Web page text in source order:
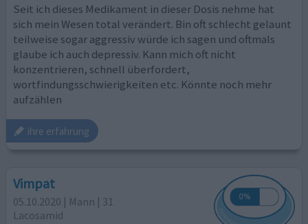
Seit ich dieses Medikament in dieser Dosis nehme hat
sich mein Wesen total verändert. Bin oft schlecht gelaunt
teilweise sogar aggressiv würde ich sagen und oftmals
glaube ich auch depressiv. Kann mich oft nicht
konzentrieren, schnell überfordert,
wortfindungsschwierigkeiten etc. Könnte noch mehr
aufzählen
ihre erfahrung
Vimpat
05.10.2020 | Mann | 31
Lacosamid